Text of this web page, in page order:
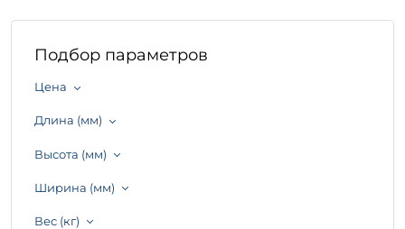
Подбор параметров
Цена
Длина (мм)
Высота (мм)
Ширина (мм)
Вес (кг)